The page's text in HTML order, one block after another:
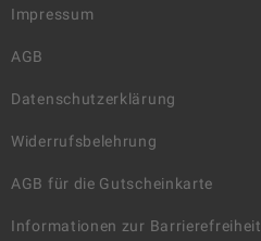
Impressum
AGB
Datenschutzerklärung
Widerrufsbelehrung
AGB für die Gutscheinkarte
Informationen zur Barrierefreiheit